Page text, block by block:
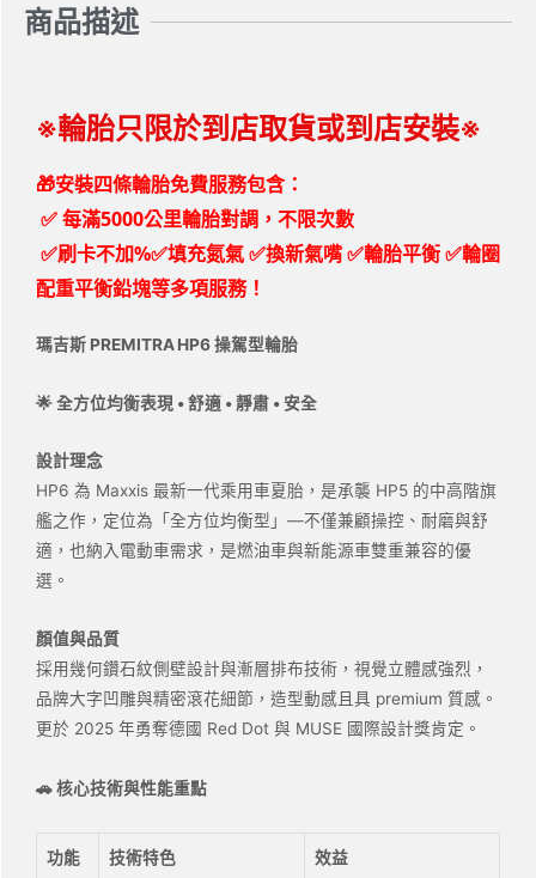
商品描述
※輪胎只限於到店取貨或到店安裝※
🎁安裝四條輪胎免費服務包含：
✅每滿5000公里輪胎對調，不限次數
✅刷卡不加%✅填充氮氣 ✅換新氣嘴 ✅輪胎平衡 ✅輪圈
配重平衡鉛塊等多項服務！
瑪吉斯 PREMITRAHP6操駕型輪胎
🌟全方位均衡表現 • 舒適 • 靜肅 • 安全
設計理念
HP6 為 Maxxis 最新一代乘用車夏胎，是承襲 HP5 的中高階旗
艦之作，定位為「全方位均衡型」—不僅兼顧操控、耐磨與舒
適，也納入電動車需求，是燃油車與新能源車雙重兼容的優
選。
顏值與品質
採用幾何鑽石紋側壁設計與漸層排布技術，視覺立體感強烈，
品牌大字凹雕與精密滾花細節，造型動感且具 premium 質感。
更於 2025 年勇奪德國 Red Dot 與 MUSE 國際設計獎肯定。
🚗核心技術與性能重點
功能 技術特色 效益